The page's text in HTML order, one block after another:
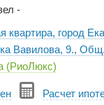
-
квартира, город
Вавилова, 9.,
(РиоЛюкс)
Расчет